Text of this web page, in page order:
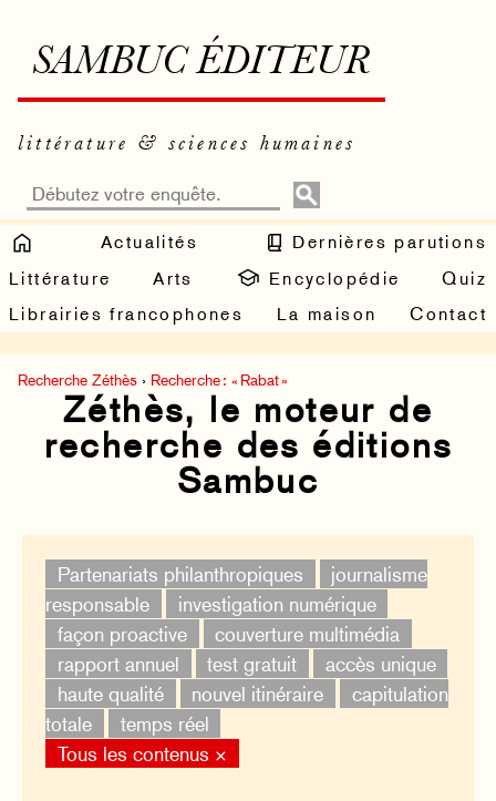
SAMBUC ÉDITEUR
littérature & sciences humaines
Actualités
Dernières parutions
Littérature
Arts Encyclopédie
Quiz
Librairies francophones
La maison Contact
Recherche Zéthès › Recherche : « Rabat »
Zéthès, le moteur de
recherche des éditions
Sambuc
Partenariats philanthropiques
journalisme
responsable
investigation numérique
façon proactive
couverture multimédia
rapport annuel
test gratuit
accès unique
haute qualité
nouvel itinéraire
capitulation
totale
temps réel
Tous les contenus ×